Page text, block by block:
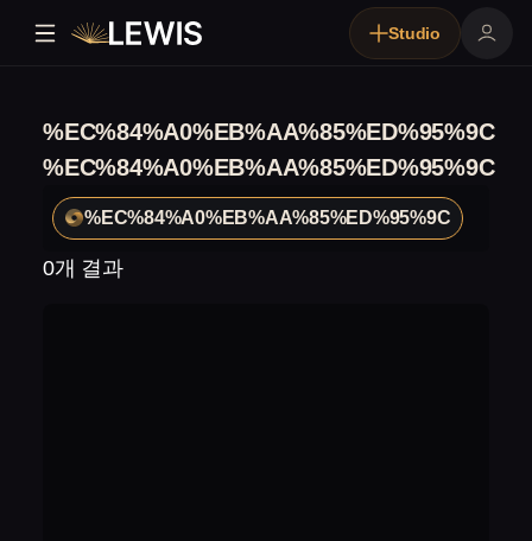
Studio
%EC%84%A0%EB%AA%85%ED%95%9C
%EC%84%A0%EB%AA%85%ED%95%9C
%EC%84%A0%EB%AA%85%ED%95%9C
0개 결과